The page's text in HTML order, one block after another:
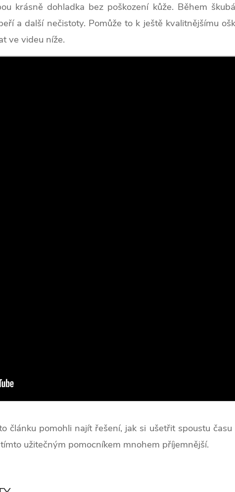
krásně dohladka bez poškození kůže. Během
a další nečistoty. Pomůže to k ještě kvalitnějšímu
ve videu níže.
článku pomohli najít řešení, jak si ušetřit spoustu
užitečným pomocníkem mnohem příjemnější.